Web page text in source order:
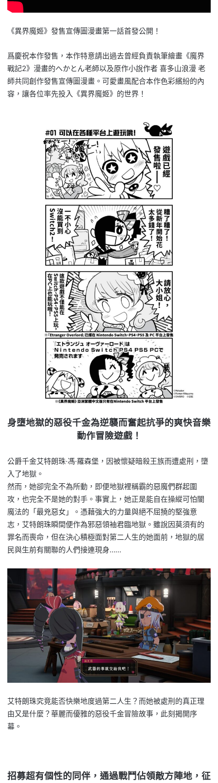
《異界魔姬》發售宣傳圖漫畫第一話首發公開！
爲慶祝本作發售，本作特意請出過去曾經負責執筆繪畫《魔界
戰記2》漫畫的へかとん老師以及原作小說作者 喜多山浪漫 老
師共同創作發售宣傳圖漫畫。可愛畫風配合本作色彩繽紛的內
容，讓各位率先投入《異界魔姬》的世界！
身墮地獄的惡役千金為逆襲而奮起抗爭的爽快音樂
動作冒險遊戲！
公爵千金艾特朗珠·馮·羅森堡，因被懷疑暗殺王族而遭處刑，墮
入了地獄。
然而，她卻完全不為所動，即便地獄裡稱霸的惡魔們群起圍
攻，也完全不是她的對手。事實上，她正是能自在操縱可怕闇
魔法的「最兇惡女」。憑藉強大的力量與絕不屈撓的堅強意
志，艾特朗珠瞬間便作為邪惡領袖君臨地獄。雖說因莫須有的
罪名而喪命，但在決心積極面對第二人生的她面前，地獄的居
民與生前有關聯的人們接連現身……
艾特朗珠究竟能否快樂地度過第二人生？而她被處刑的真正理
由又是什麼？華麗而優雅的惡役千金冒險故事，此刻揭開序
幕。
招募超有個性的同伴，通過戰鬥佔領敵方陣地，征